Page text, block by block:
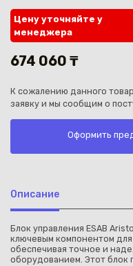
Цену уточняйте у
менеджера
674 060 ₸
К сожалению данного
заявку и мы сообщим о
Оформить
Описание
Блок управления ESAB
ключевым компонентом
обеспечивая точное и
оборудованием. Этот блок